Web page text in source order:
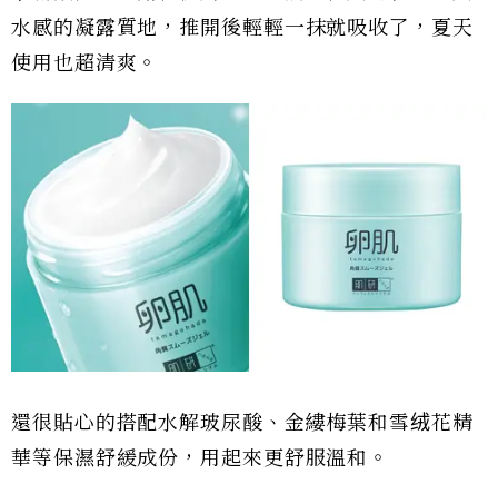
水感的凝露質地，推開後輕輕一抹就吸收了，夏天
使用也超清爽。
還很貼心的搭配水解玻尿酸、金縷梅葉和雪绒花精
華等保濕舒緩成份，用起來更舒服溫和。